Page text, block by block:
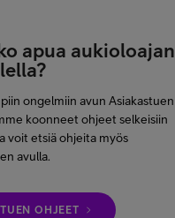
apua aukioloajan
ongelmiin avun Asiakastuen
koonneet ohjeet selkeisiin
voit etsiä ohjeita myös
avulla.
OHJEET